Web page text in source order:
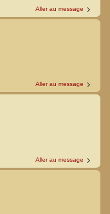
Aller au message
Aller au message
Aller au message